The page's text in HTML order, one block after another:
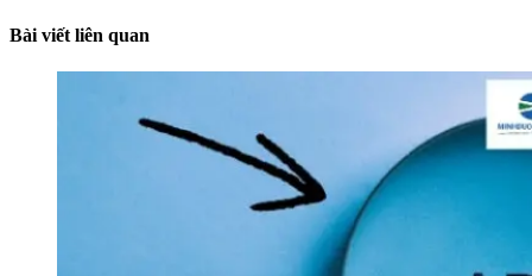
Bài viết liên quan